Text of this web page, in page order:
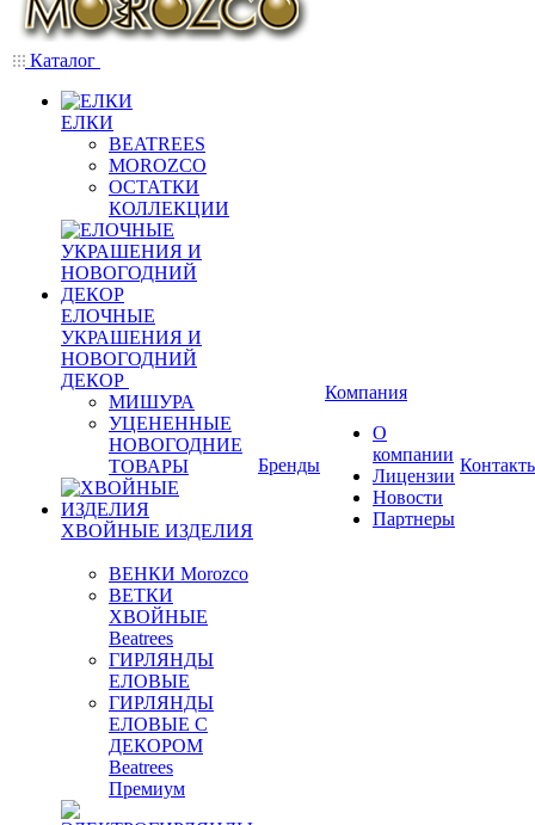
Каталог
ЕЛКИ
BEATREES
MOROZCO
ОСТАТКИ
КОЛЛЕКЦИИ
ЕЛОЧНЫЕ
УКРАШЕНИЯ И
НОВОГОДНИЙ
ДЕКОР
МИШУРА
УЦЕНЕННЫЕ
НОВОГОДНИЕ
ТОВАРЫ
ХВОЙНЫЕ ИЗДЕЛИЯ
ВЕНКИ Morozco
ВЕТКИ
ХВОЙНЫЕ
Beatrees
ГИРЛЯНДЫ
ЕЛОВЫЕ
ГИРЛЯНДЫ
ЕЛОВЫЕ С
ДЕКОРОМ
Beatrees
Премиум
Бренды
Компания
О
компании
Лицензии
Новости
Партнеры